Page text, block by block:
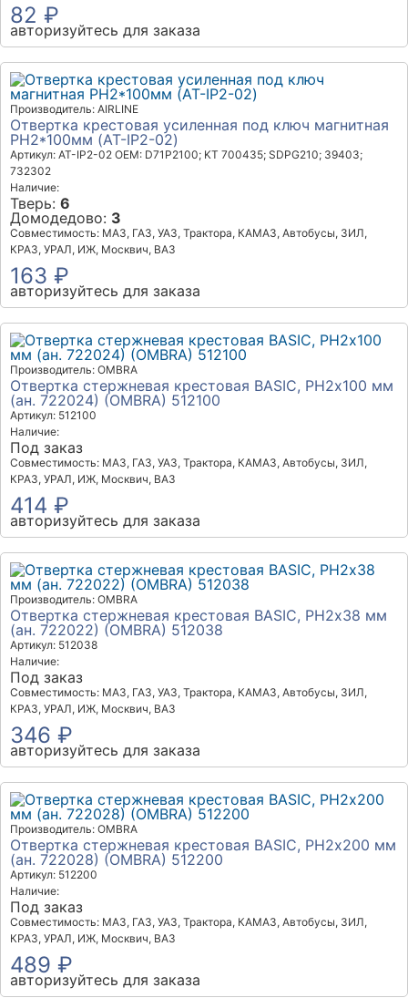
82 ₽
авторизуйтесь для заказа
Производитель: AIRLINE
Отвертка крестовая усиленная под ключ магнитная
PH2*100мм (AT-IP2-02)
Артикул: AT-IP2-02 OEM: D71P2100; KT 700435; SDPG210; 39403;
732302
Наличие:
Тверь: 6
Домодедово: 3
Совместимость: МАЗ, ГАЗ, УАЗ, Трактора, КАМАЗ, Автобусы, ЗИЛ,
КРАЗ, УРАЛ, ИЖ, Москвич, ВАЗ
163 ₽
авторизуйтесь для заказа
Производитель: OMBRA
Отвертка стержневая крестовая BASIC, РН2х100 мм
(ан. 722024) (OMBRA) 512100
Артикул: 512100
Наличие:
Под заказ
Совместимость: МАЗ, ГАЗ, УАЗ, Трактора, КАМАЗ, Автобусы, ЗИЛ,
КРАЗ, УРАЛ, ИЖ, Москвич, ВАЗ
414 ₽
авторизуйтесь для заказа
Производитель: OMBRA
Отвертка стержневая крестовая BASIC, РН2х38 мм
(ан. 722022) (OMBRA) 512038
Артикул: 512038
Наличие:
Под заказ
Совместимость: МАЗ, ГАЗ, УАЗ, Трактора, КАМАЗ, Автобусы, ЗИЛ,
КРАЗ, УРАЛ, ИЖ, Москвич, ВАЗ
346 ₽
авторизуйтесь для заказа
Производитель: OMBRA
Отвертка стержневая крестовая BASIC, РН2х200 мм
(ан. 722028) (OMBRA) 512200
Артикул: 512200
Наличие:
Под заказ
Совместимость: МАЗ, ГАЗ, УАЗ, Трактора, КАМАЗ, Автобусы, ЗИЛ,
КРАЗ, УРАЛ, ИЖ, Москвич, ВАЗ
489 ₽
авторизуйтесь для заказа